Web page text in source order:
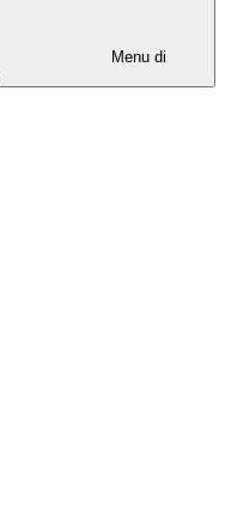
Menu di